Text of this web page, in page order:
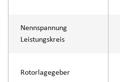
Nennspannung
Leistungskreis
Rotorlagegeber